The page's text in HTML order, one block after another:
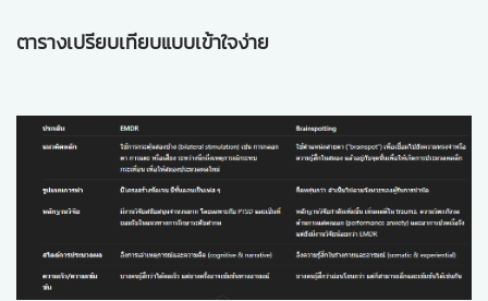
ตารางเปรียบเทียบแบบเข้าใจง่าย